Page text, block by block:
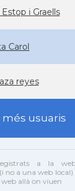
i Graells
Carol
reyes
més usuaris
a la
no a una web local)
allà on viuen